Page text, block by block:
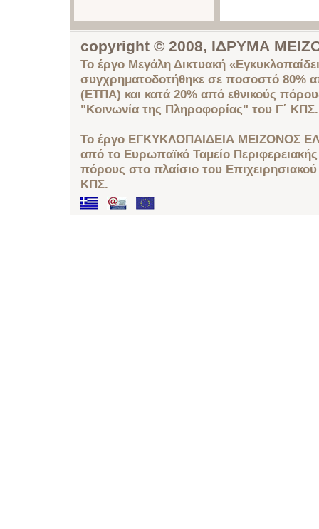
copyright © 2008, ΙΔΡΥΜΑ
Το έργο Μεγάλη Δικτυακή
συγχρηματοδοτήθηκε σε ποσοστό 80%
(ΕΤΠΑ) και κατά 20% από εθνικούς
"Κοινωνία της Πληροφορίας" του Γ΄ ΚΠΣ.
Το έργο ΕΓΚΥΚΛΟΠΑΙΔΕΙΑ ΜΕΙΖΟΝΟΣ
από το Ευρωπαϊκό Ταμείο
πόρους στο πλαίσιο του
ΚΠΣ.